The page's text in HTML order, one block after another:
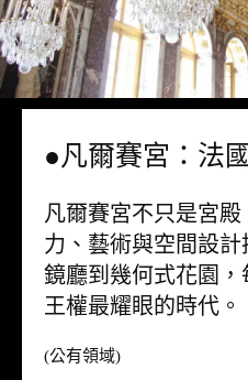
●凡爾賽宮：法
凡爾賽宮不只是宮
力、藝術與空間設
鏡廳到幾何式花園，
王權最耀眼的時代。
(公有領域)